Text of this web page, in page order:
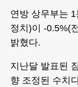
연방 상무부는
정치)이 -0.5%(
밝혔다.
지난달 발표된
향 조정된 수치